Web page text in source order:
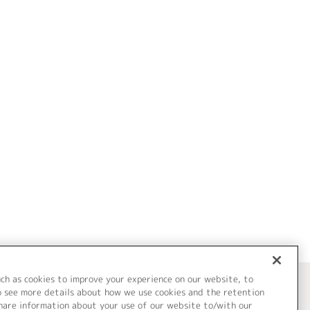
as cookies to improve your experience on our website, to
see more details about how we use cookies and the retention
information about your use of our website to/with our